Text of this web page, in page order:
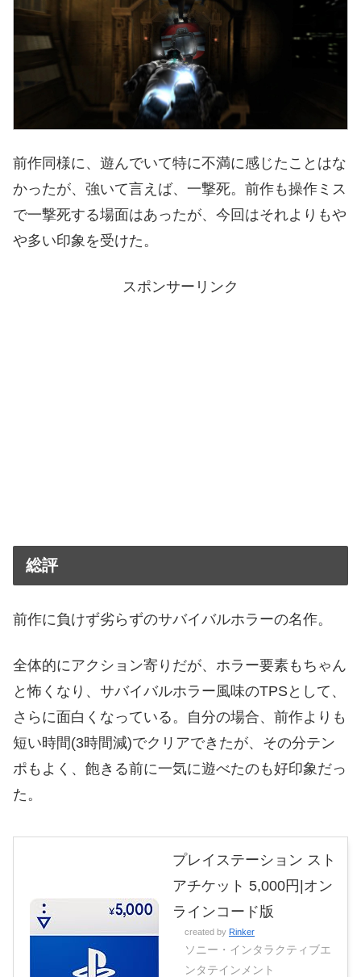
前作同様に、遊んでいて特に不満に感じたことはな
かったが、強いて言えば、一撃死。前作も操作ミス
で一撃死する場面はあったが、今回はそれよりもや
や多い印象を受けた。
スポンサーリンク
総評
前作に負けず劣らずのサバイバルホラーの名作。
全体的にアクション寄りだが、ホラー要素もちゃん
と怖くなり、サバイバルホラー風味のTPSとして、
さらに面白くなっている。自分の場合、前作よりも
短い時間(3時間減)でクリアできたが、その分テン
ポもよく、飽きる前に一気に遊べたのも好印象だっ
た。
プレイステーション スト
アチケット 5,000円|オン
ラインコード版
created by Rinker
ソニー・インタラクティブエ
ンタテインメント